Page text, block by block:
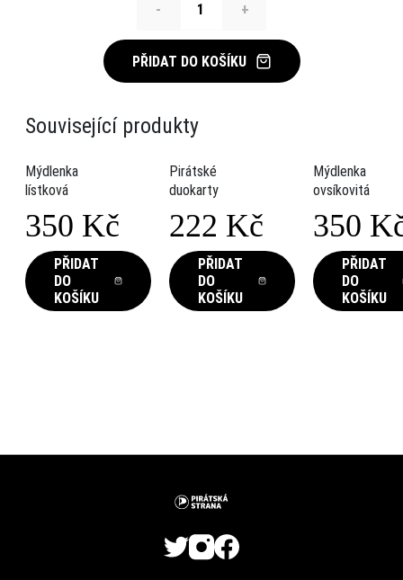
- +
PŘIDAT DO KOŠÍKU
Související produkty
Mýdlenka
lístková
350 Kč
This
product
has
chosen
PŘIDAT
DO
KOŠÍKU
Pirátské
duokarty
222 Kč
PŘIDAT
DO
KOŠÍKU
Mýdlenka
ovsíkovitá
350
This
product
has
chosen
PŘIDAT
DO
KOŠÍKU